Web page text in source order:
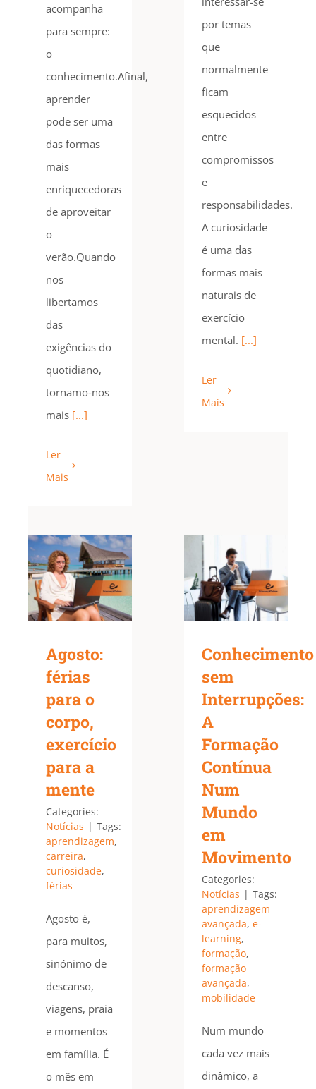
acompanha
para sempre:
o
conhecimento.Afinal,
aprender
pode ser uma
das formas
mais
enriquecedoras
de aproveitar
o
verão.Quando
nos
libertamos
das
exigências do
quotidiano,
tornamo-nos
mais [...]
Ler
Mais
por temas
que
normalmente
ficam
esquecidos
entre
compromissos
e
responsabilidades.
A curiosidade
é uma das
formas mais
naturais de
exercício
mental. [...]
Ler
Mais
Agosto:
férias
para o
corpo,
exercício
para a
mente
Categories:
Notícias | Tags:
aprendizagem,
carreira,
curiosidade,
férias
Agosto é,
para muitos,
sinónimo de
descanso,
viagens, praia
e momentos
em família. É
o mês em
Conhecimento
sem
Interrupções:
A
Formação
Contínua
Num
Mundo
em
Movimento
Categories:
Notícias | Tags:
aprendizagem
avançada, e-
learning,
formação,
formação
avançada,
mobilidade
Num mundo
cada vez mais
dinâmico, a